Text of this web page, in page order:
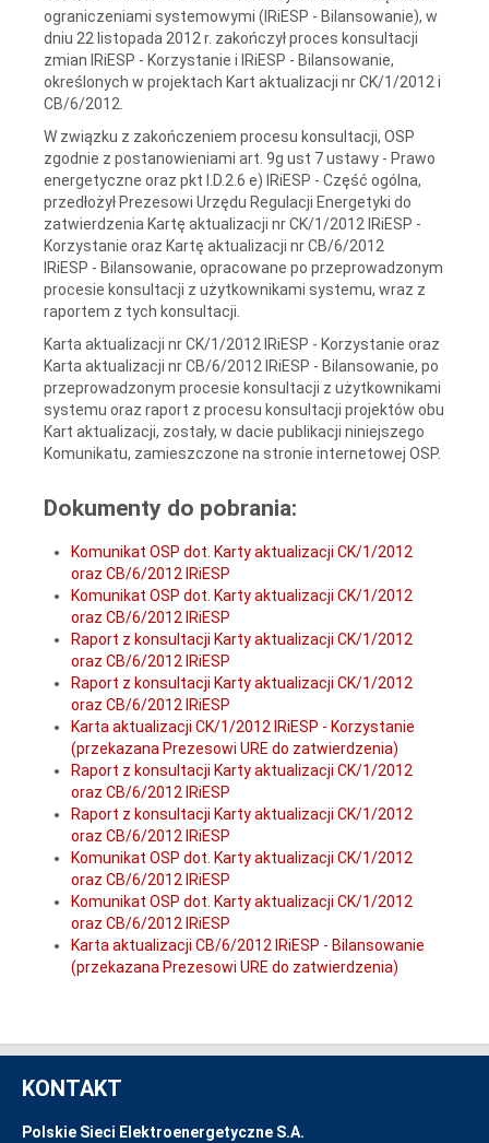
ograniczeniami systemowymi (IRiESP - Bilansowanie), w
dniu 22 listopada 2012 r. zakończył proces konsultacji
zmian IRiESP - Korzystanie i IRiESP - Bilansowanie,
określonych w projektach Kart aktualizacji nr CK/1/2012 i
CB/6/2012.
W związku z zakończeniem procesu konsultacji, OSP
zgodnie z postanowieniami art. 9g ust 7 ustawy - Prawo
energetyczne oraz pkt I.D.2.6 e) IRiESP - Część ogólna,
przedłożył Prezesowi Urzędu Regulacji Energetyki do
zatwierdzenia Kartę aktualizacji nr CK/1/2012 IRiESP -
Korzystanie oraz Kartę aktualizacji nr CB/6/2012
IRiESP - Bilansowanie, opracowane po przeprowadzonym
procesie konsultacji z użytkownikami systemu, wraz z
raportem z tych konsultacji.
Karta aktualizacji nr CK/1/2012 IRiESP - Korzystanie oraz
Karta aktualizacji nr CB/6/2012 IRiESP - Bilansowanie, po
przeprowadzonym procesie konsultacji z użytkownikami
systemu oraz raport z procesu konsultacji projektów obu
Kart aktualizacji, zostały, w dacie publikacji niniejszego
Komunikatu, zamieszczone na stronie internetowej OSP.
Dokumenty do pobrania:
Komunikat OSP dot. Karty aktualizacji CK/1/2012
oraz CB/6/2012 IRiESP
Komunikat OSP dot. Karty aktualizacji CK/1/2012
oraz CB/6/2012 IRiESP
Raport z konsultacji Karty aktualizacji CK/1/2012
oraz CB/6/2012 IRiESP
Raport z konsultacji Karty aktualizacji CK/1/2012
oraz CB/6/2012 IRiESP
Karta aktualizacji CK/1/2012 IRiESP - Korzystanie
(przekazana Prezesowi URE do zatwierdzenia)
Raport z konsultacji Karty aktualizacji CK/1/2012
oraz CB/6/2012 IRiESP
Raport z konsultacji Karty aktualizacji CK/1/2012
oraz CB/6/2012 IRiESP
Komunikat OSP dot. Karty aktualizacji CK/1/2012
oraz CB/6/2012 IRiESP
Komunikat OSP dot. Karty aktualizacji CK/1/2012
oraz CB/6/2012 IRiESP
Karta aktualizacji CB/6/2012 IRiESP - Bilansowanie
(przekazana Prezesowi URE do zatwierdzenia)
KONTAKT
Polskie Sieci Elektroenergetyczne S.A.